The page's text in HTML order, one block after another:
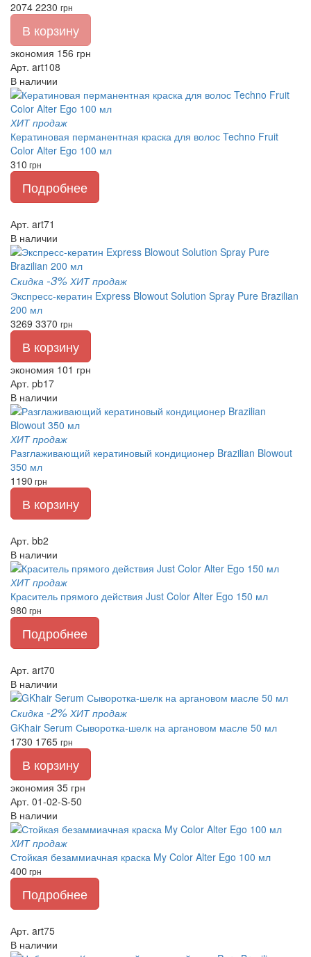
2074 2230 грн
В корзину
экономия 156 грн
Арт. art108
В наличии
ХИТ продаж
Кератиновая перманентная краска для волос Techno Fruit
Color Alter Ego 100 мл
310 грн
Подробнее
Арт. art71
В наличии
Скидка -3% ХИТ продаж
Экспресс-кератин Express Blowout Solution Spray Pure Brazilian
200 мл
3269 3370 грн
В корзину
экономия 101 грн
Арт. pb17
В наличии
ХИТ продаж
Разглаживающий кератиновый кондиционер Brazilian Blowout
350 мл
1190 грн
В корзину
Арт. bb2
В наличии
ХИТ продаж
Краситель прямого действия Just Color Alter Ego 150 мл
980 грн
Подробнее
Арт. art70
В наличии
Скидка -2% ХИТ продаж
GKhair Serum Сыворотка-шелк на аргановом масле 50 мл
1730 1765 грн
В корзину
экономия 35 грн
Арт. 01-02-S-50
В наличии
ХИТ продаж
Стойкая безаммиачная краска My Color Alter Ego 100 мл
400 грн
Подробнее
Арт. art75
В наличии